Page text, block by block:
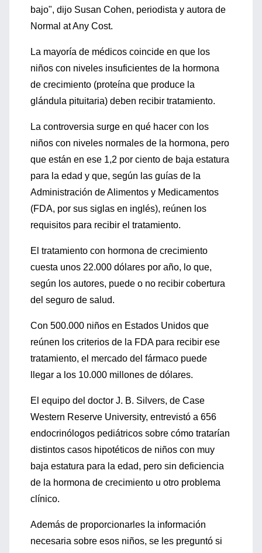
bajo", dijo Susan Cohen, periodista y autora de
Normal at Any Cost.
La mayoría de médicos coincide en que los
niños con niveles insuficientes de la hormona
de crecimiento (proteína que produce la
glándula pituitaria) deben recibir tratamiento.
La controversia surge en qué hacer con los
niños con niveles normales de la hormona, pero
que están en ese 1,2 por ciento de baja estatura
para la edad y que, según las guías de la
Administración de Alimentos y Medicamentos
(FDA, por sus siglas en inglés), reúnen los
requisitos para recibir el tratamiento.
El tratamiento con hormona de crecimiento
cuesta unos 22.000 dólares por año, lo que,
según los autores, puede o no recibir cobertura
del seguro de salud.
Con 500.000 niños en Estados Unidos que
reúnen los criterios de la FDA para recibir ese
tratamiento, el mercado del fármaco puede
llegar a los 10.000 millones de dólares.
El equipo del doctor J. B. Silvers, de Case
Western Reserve University, entrevistó a 656
endocrinólogos pediátricos sobre cómo tratarían
distintos casos hipotéticos de niños con muy
baja estatura para la edad, pero sin deficiencia
de la hormona de crecimiento u otro problema
clínico.
Además de proporcionarles la información
necesaria sobre esos niños, se les preguntó si